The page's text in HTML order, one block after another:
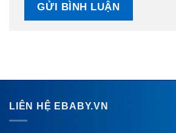
LIÊN HỆ EBABY.VN